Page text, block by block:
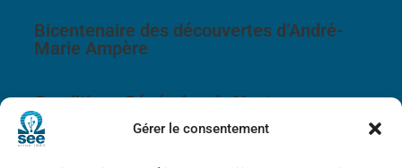
Gérer le consentement
Bicentenaire des découvertes d’André-
Marie Ampère
Conditions Générales de Vente